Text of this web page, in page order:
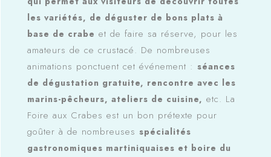
les variétés, de déguster de bons plats à
base de crabe et de faire sa réserve, pour les
amateurs de ce crustacé. De nombreuses
animations ponctuent cet événement : séances
de dégustation gratuite, rencontre avec les
marins-pêcheurs, ateliers de cuisine, etc. La
Foire aux Crabes est un bon prétexte pour
goûter à de nombreuses spécialités
gastronomiques martiniquaises et boire du